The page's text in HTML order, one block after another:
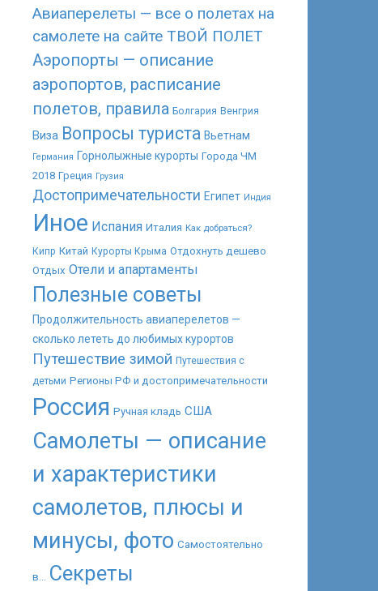
Авиаперелеты — все о полетах на
самолете на сайте ТВОЙ ПОЛЕТ
Аэропорты — описание
аэропортов, расписание
полетов, правила Болгария Венгрия
Виза Вопросы туриста Вьетнам
Германия Горнолыжные курорты Города ЧМ
2018 Греция Грузия
Достопримечательности Египет Индия
Иное Испания Италия Как добраться?
Кипр Китай Курорты Крыма Отдохнуть дешево
Отдых Отели и апартаменты
Полезные советы
Продолжительность авиаперелетов —
сколько лететь до любимых курортов
Путешествие зимой Путешествия с
детьми Регионы РФ и достопримечательности
Россия Ручная кладь США
Самолеты — описание
и характеристики
самолетов, плюсы и
минусы, фото Самостоятельно
в... Секреты